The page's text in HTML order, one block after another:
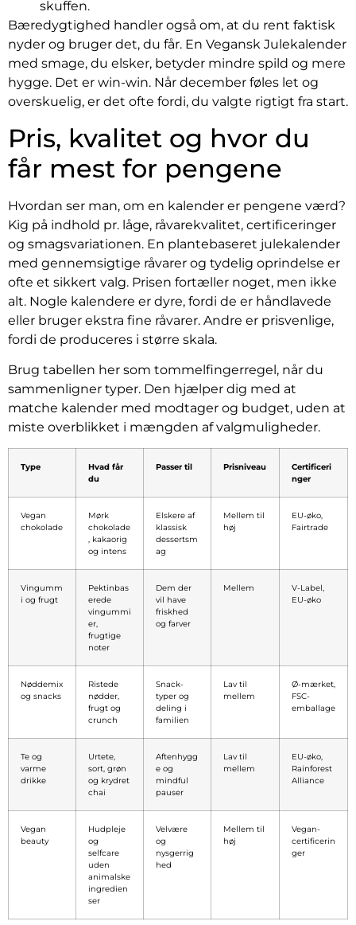
skuffen.
Bæredygtighed handler også om, at du rent faktisk
nyder og bruger det, du får. En Vegansk Julekalender
med smage, du elsker, betyder mindre spild og mere
hygge. Det er win-win. Når december føles let og
overskuelig, er det ofte fordi, du valgte rigtigt fra start.
Pris, kvalitet og hvor du
får mest for pengene
Hvordan ser man, om en kalender er pengene værd?
Kig på indhold pr. låge, råvarekvalitet, certificeringer
og smagsvariationen. En plantebaseret julekalender
med gennemsigtige råvarer og tydelig oprindelse er
ofte et sikkert valg. Prisen fortæller noget, men ikke
alt. Nogle kalendere er dyre, fordi de er håndlavede
eller bruger ekstra fine råvarer. Andre er prisvenlige,
fordi de produceres i større skala.
Brug tabellen her som tommelfingerregel, når du
sammenligner typer. Den hjælper dig med at
matche kalender med modtager og budget, uden at
miste overblikket i mængden af valgmuligheder.
Type
Hvad får
du
Passer til Prisniveau
Certificeri
nger
Vegan
chokolade
Mørk
chokolade
, kakaorig
og intens
Elskere af
klassisk
dessertsm
ag
Mellem til
høj
EU-øko,
Fairtrade
Vingumm
i og frugt
Pektinbas
erede
vingummi
er,
frugtige
noter
Dem der
vil have
friskhed
og farver
Mellem
V-Label,
EU-øko
Nøddemix
og snacks
Ristede
nødder,
frugt og
crunch
Snack-
typer og
deling i
familien
Lav til
mellem
Ø-mærket,
FSC-
emballage
Te og
varme
drikke
Urtete,
sort, grøn
og krydret
chai
Aftenhygg
e og
mindful
pauser
Lav til
mellem
EU-øko,
Rainforest
Alliance
Vegan
beauty
Hudpleje
og
selfcare
uden
animalske
ingredien
ser
Velvære
og
nysgerrig
hed
Mellem til
høj
Vegan-
certificerin
ger